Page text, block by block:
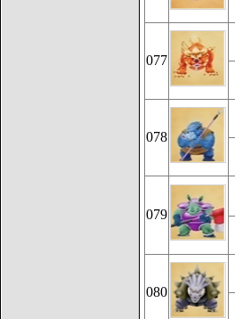
077
078
079
080